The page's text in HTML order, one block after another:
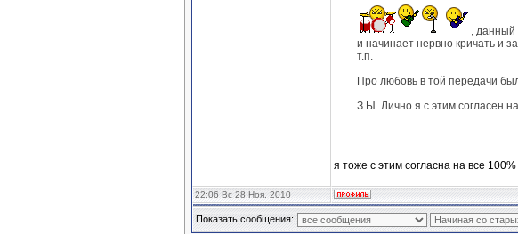
, данный
и начинает нервно кричать и
т.п.
Про любовь в той передачи
З.Ы. Лично я с этим согласен
я тоже с этим согласна на все 100%
22:06 Вс 28 Ноя, 2010
Показать сообщения: